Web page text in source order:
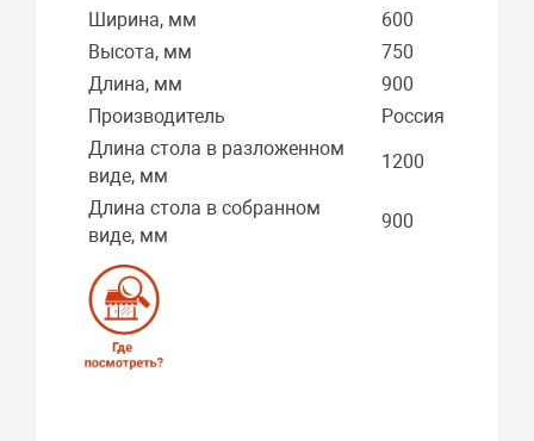
Ширина, мм
600
Высота, мм
750
Длина, мм
900
Производитель
Россия
Длина стола в разложенном
виде, мм
1200
Длина стола в собранном
виде, мм
900